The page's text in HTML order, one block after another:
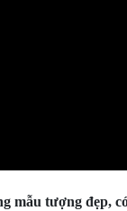
tượng đẹp,